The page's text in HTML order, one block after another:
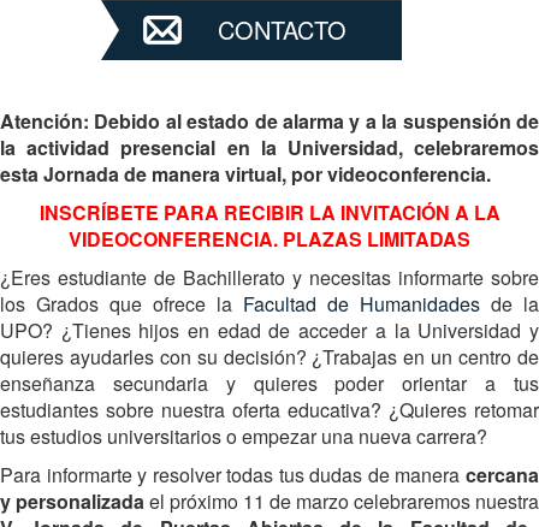
CONTACTO
Atención: Debido al estado de alarma y a la suspensión de
la actividad presencial en la Universidad, celebraremos
esta Jornada de manera virtual, por videoconferencia.
INSCRÍBETE PARA RECIBIR LA INVITACIÓN A LA
VIDEOCONFERENCIA. PLAZAS LIMITADAS
¿Eres estudiante de Bachillerato y necesitas informarte sobre
los Grados que ofrece la Facultad de Humanidades de la
UPO? ¿Tienes hijos en edad de acceder a la Universidad y
quieres ayudarles con su decisión? ¿Trabajas en un centro de
enseñanza secundaria y quieres poder orientar a tus
estudiantes sobre nuestra oferta educativa? ¿Quieres retomar
tus estudios universitarios o empezar una nueva carrera?
Para informarte y resolver todas tus dudas de manera cercana
y personalizadael próximo 11 de marzo celebraremos nuestra